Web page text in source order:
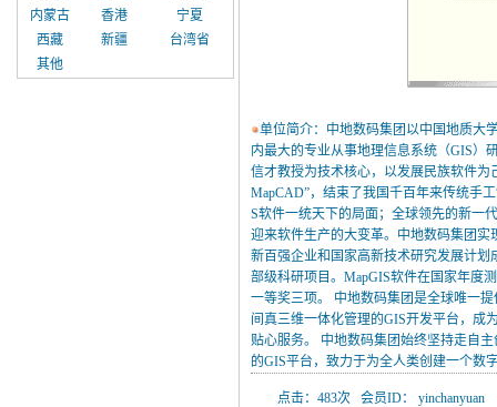
内蒙古
香港
宁夏
西藏
新疆
台湾省
其他
单位简介：中地数码集团以中国地质大
内最大的专业从事地理信息系统（GIS）
信才教授为技术核心，以发展民族软件
MapCAD”，结束了我国千百年来传统手
S软件一统天下的局面；全球领先的新一
迎来软件生产的大变革。中地数码集团
新百强企业和国家高新技术研究发展计
部级科研项目。MapGIS软件在国家年度
一等奖三项。 中地数码集团是全球唯一
间真三维一体化管理的GIS开发平台，成
贴心服务。 中地数码集团始终坚持走自
的GIS平台，致力于为全人类创建一个数
点击：483次 会员ID： yinchanyuan